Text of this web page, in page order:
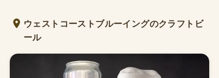
ウェストコーストブルーイングのクラフトビ
ール